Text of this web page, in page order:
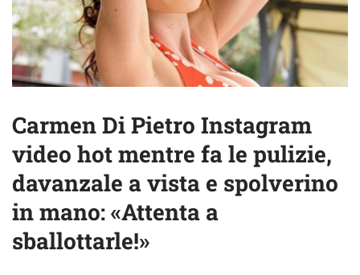
Carmen Di Pietro Instagram
video hot mentre fa le pulizie,
davanzale a vista e spolverino
in mano: «Attenta a
sballottarle!»